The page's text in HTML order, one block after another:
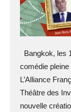
Bangkok, les
comédie
L’Alliance
Théâtre des
nouvelle